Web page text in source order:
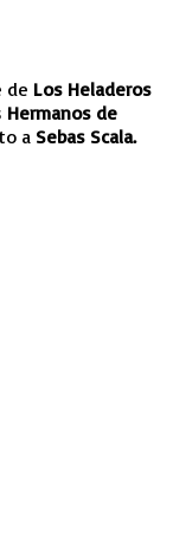
de Los Heladeros
Hermanos de
a Sebas Scala.